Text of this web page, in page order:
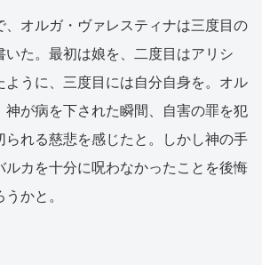
、オルガ・ヴァレスティナは三度目の
いた。最初は娘を、二度目はアリシ
ように、三度目には自分自身を。オル
神が病を下された瞬間、自害の罪を犯
られる慈悲を感じたと。しかし神の手
ルカを十分に呪わなかったことを後悔
かと。